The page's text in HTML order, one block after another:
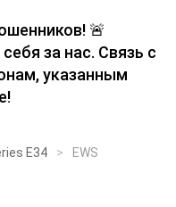
🚨
за нас. Связь с
указанным
E34
EWS